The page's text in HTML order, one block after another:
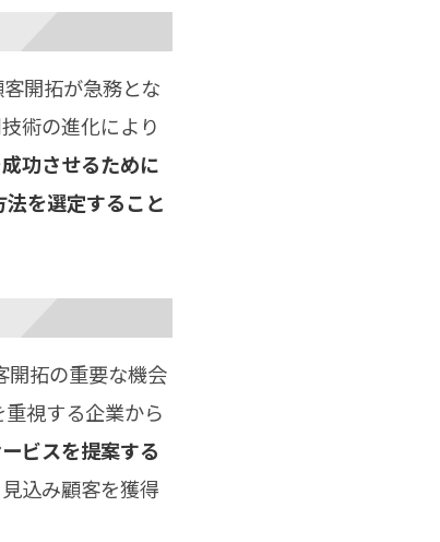
開拓が急務とな
術の進化により
功させるために
を選定すること
開拓の重要な機会
視する企業から
ビスを提案する
込み顧客を獲得